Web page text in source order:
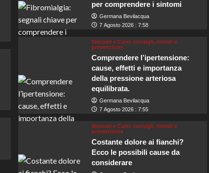
per comprendere i sintomi
Germana Bevilacqua
7 Agosto 2026 : 7:58
Sintomi e Cure: consigli, rimedi e
prevenzione
Comprendere l’ipertensione:
cause, effetti e importanza
della pressione arteriosa
equilibrata.
Germana Bevilacqua
7 Agosto 2026 : 7:55
Sintomi e Cure: consigli, rimedi e
prevenzione
Costante dolore ai fianchi?
Ecco le possibili cause da
considerare